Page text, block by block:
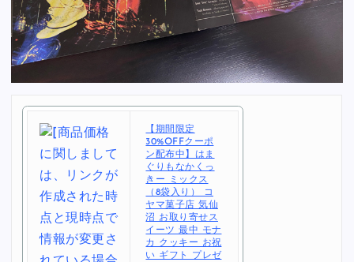
【期間限定
30%OFFクーポ
ン配布中】はま
ぐりもなかくっ
きー ミックス
（8袋入り） コ
ヤマ菓子店 気仙
沼 お取り寄せス
イーツ 最中 モナ
カ クッキー お祝
い ギフト プレゼ